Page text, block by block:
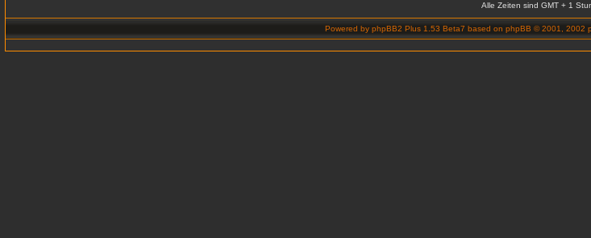
Alle Zeiten sind GMT + 1
Powered by phpBB2 Plus 1.53 Beta7 based on phpBB © 2001, 2002